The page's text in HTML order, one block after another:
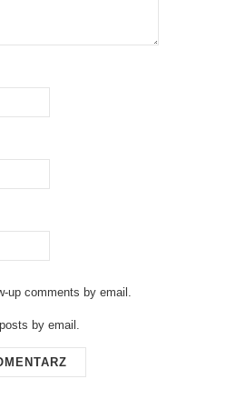
up comments by email.
by email.